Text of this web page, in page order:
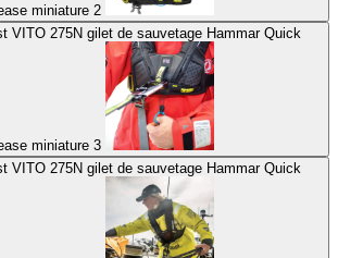
Release miniature 2
VITO 275N gilet de sauvetage Hammar Quick
Release miniature 3
VITO 275N gilet de sauvetage Hammar Quick